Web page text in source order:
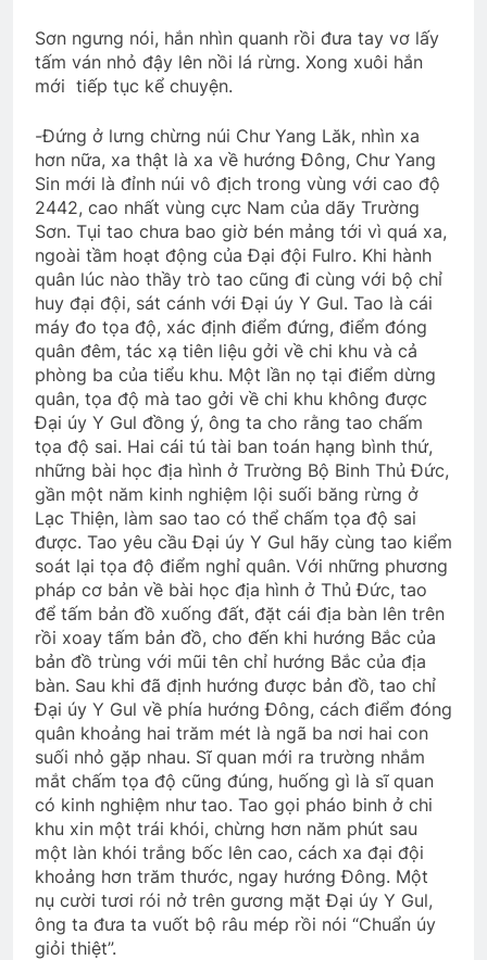
Sơn ngưng nói, hắn nhìn quanh rồi đưa tay vơ lấy
tấm ván nhỏ đậy lên nồi lá rừng. Xong xuôi hắn
mới tiếp tục kể chuyện.
-Đứng ở lưng chừng núi Chư Yang Lăk, nhìn xa
hơn nữa, xa thật là xa về hướng Đông, Chư Yang
Sin mới là đỉnh núi vô địch trong vùng với cao độ
2442, cao nhất vùng cực Nam của dãy Trường
Sơn. Tụi tao chưa bao giờ bén mảng tới vì quá xa,
ngoài tầm hoạt động của Đại đội Fulro. Khi hành
quân lúc nào thầy trò tao cũng đi cùng với bộ chỉ
huy đại đội, sát cánh với Đại úy Y Gul. Tao là cái
máy đo tọa độ, xác định điểm đứng, điểm đóng
quân đêm, tác xạ tiên liệu gởi về chi khu và cả
phòng ba của tiểu khu. Một lần nọ tại điểm dừng
quân, tọa độ mà tao gởi về chi khu không được
Đại úy Y Gul đồng ý, ông ta cho rằng tao chấm
tọa độ sai. Hai cái tú tài ban toán hạng bình thứ,
những bài học địa hình ở Trường Bộ Binh Thủ Đức,
gần một năm kinh nghiệm lội suối băng rừng ở
Lạc Thiện, làm sao tao có thể chấm tọa độ sai
được. Tao yêu cầu Đại úy Y Gul hãy cùng tao kiểm
soát lại tọa độ điểm nghỉ quân. Với những phương
pháp cơ bản về bài học địa hình ở Thủ Đức, tao
để tấm bản đồ xuống đất, đặt cái địa bàn lên trên
rồi xoay tấm bản đồ, cho đến khi hướng Bắc của
bản đồ trùng với mũi tên chỉ hướng Bắc của địa
bàn. Sau khi đã định hướng được bản đồ, tao chỉ
Đại úy Y Gul về phía hướng Đông, cách điểm đóng
quân khoảng hai trăm mét là ngã ba nơi hai con
suối nhỏ gặp nhau. Sĩ quan mới ra trường nhắm
mắt chấm tọa độ cũng đúng, huống gì là sĩ quan
có kinh nghiệm như tao. Tao gọi pháo binh ở chi
khu xin một trái khói, chừng hơn năm phút sau
một làn khói trắng bốc lên cao, cách xa đại đội
khoảng hơn trăm thước, ngay hướng Đông. Một
nụ cười tươi rói nở trên gương mặt Đại úy Y Gul,
ông ta đưa ta vuốt bộ râu mép rồi nói “Chuẩn úy
giỏi thiệt”.